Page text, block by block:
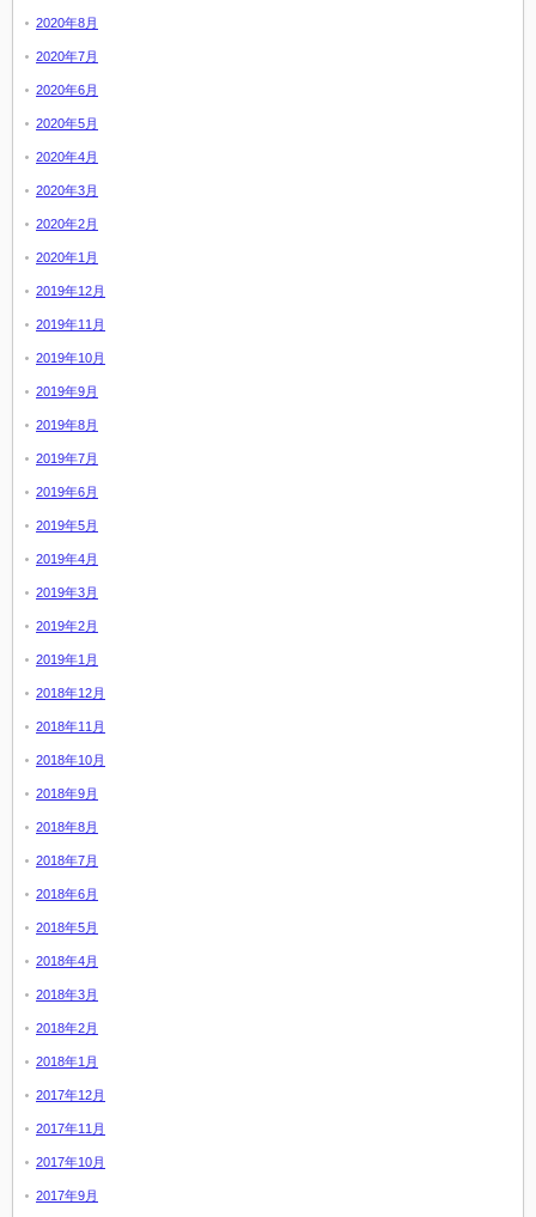
2020年8月
2020年7月
2020年6月
2020年5月
2020年4月
2020年3月
2020年2月
2020年1月
2019年12月
2019年11月
2019年10月
2019年9月
2019年8月
2019年7月
2019年6月
2019年5月
2019年4月
2019年3月
2019年2月
2019年1月
2018年12月
2018年11月
2018年10月
2018年9月
2018年8月
2018年7月
2018年6月
2018年5月
2018年4月
2018年3月
2018年2月
2018年1月
2017年12月
2017年11月
2017年10月
2017年9月